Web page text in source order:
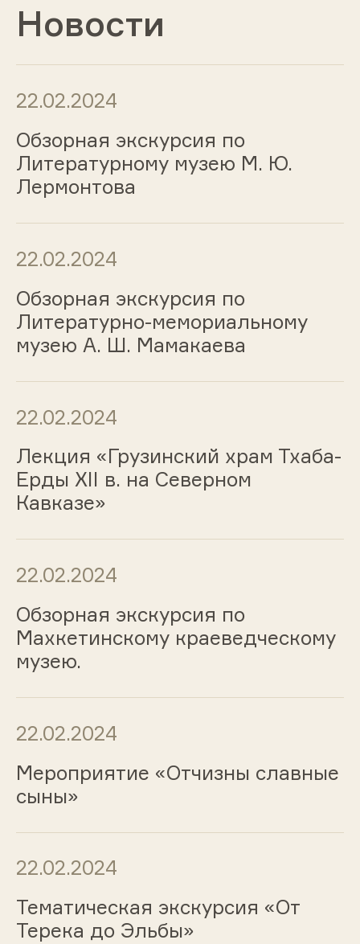
Новости
22.02.2024
Обзорная экскурсия по
Литературному музею М. Ю.
Лермонтова
22.02.2024
Обзорная экскурсия по
Литературно-мемориальному
музею А. Ш. Мамакаева
22.02.2024
Лекция «Грузинский храм Тхаба-
Ерды XII в. на Северном
Кавказе»
22.02.2024
Обзорная экскурсия по
Махкетинскому краеведческому
музею.
22.02.2024
Мероприятие «Отчизны славные
сыны»
22.02.2024
Тематическая экскурсия «От
Терека до Эльбы»